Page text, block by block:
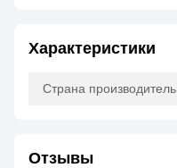
Характеристики
Страна производитель
Отзывы